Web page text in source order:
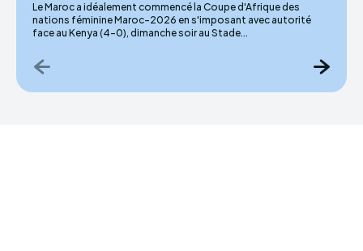
Le Maroc a idéalement commencé la Coupe d'Afrique des
nations féminine Maroc-2026 en s'imposant avec autorité
face au Kenya (4-0), dimanche soir au Stade...